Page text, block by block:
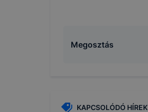
Megosztás
KAPCSOLÓDÓ HÍREK